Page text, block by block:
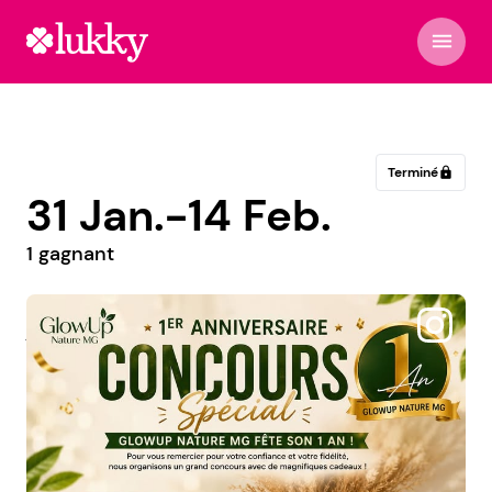
menu
Terminélock
31 Jan.-14 Feb.
1 gagnant
@jbeverlyhillshungary